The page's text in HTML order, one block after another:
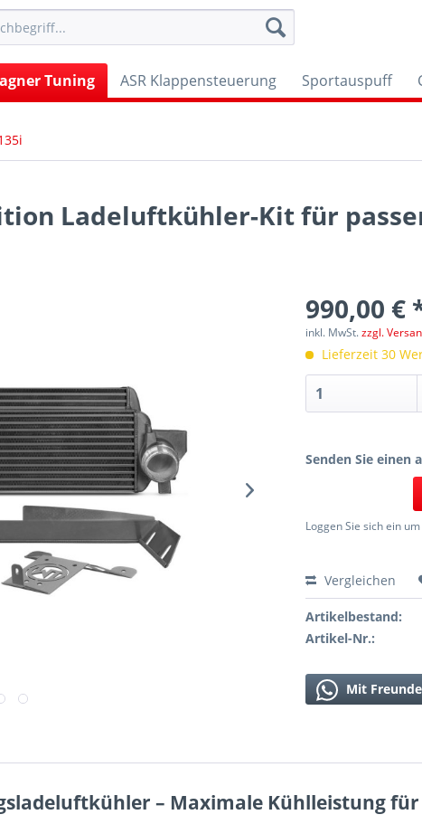
Tuning ASR Klappensteuerung Sportauspuff
Ladeluftkühler-Kit für
990,00 €
inkl. MwSt.zzgl.
Lieferzeit 30
Senden Sie einen
Loggen Sie sich ein
Vergleichen
Artikelbestand:
Artikel-Nr.:
Mit
– Maximale Kühlleistung für